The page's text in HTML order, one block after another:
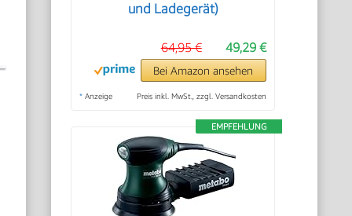
und Ladegerät)
49,29 €
64,95 €
Bei Amazon ansehen
* Anzeige Preis inkl. MwSt., zzgl. Versandkosten
EMPFEHLUNG